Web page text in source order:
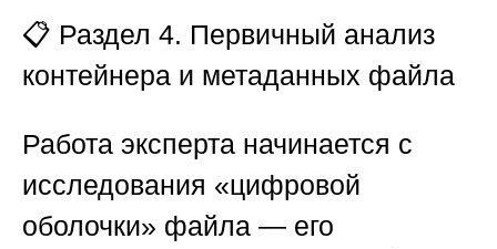
📋 Раздел 4. Первичный анализ
контейнера и метаданных файла
Работа эксперта начинается с
исследования «цифровой
оболочки» файла — его